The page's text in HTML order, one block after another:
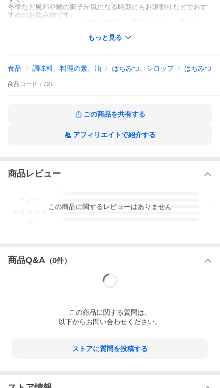
冬季など風邪や喉の調子が気になる時期にもお湯割りなどでおす
すめのお飲み物です。
ミックス蜂蜜のセットとさせて頂きます。
もっと見る
食品 調味料、料理の素、油 はちみつ、シロップ はちみつ
商品 コード： 721
この商品を共有する
アフィリエイトで紹介する
商品レビュー
3
この商品に関するレビューはありません
商品Q&A （0件）
この商品に関する質問は、
以下からお問い合わせください。
ストアに質問を投稿する